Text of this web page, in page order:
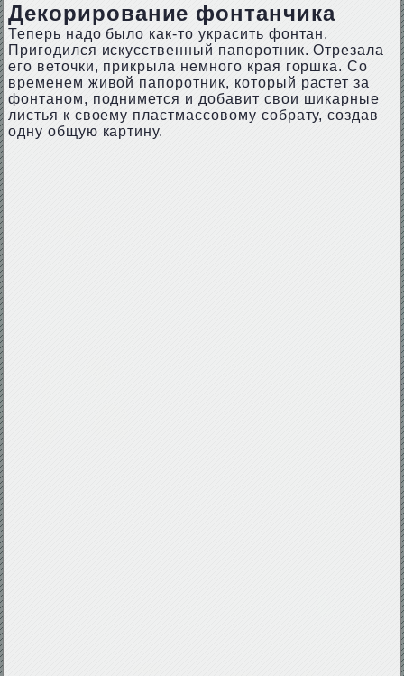
Декорирование фонтанчика
Теперь надо было как-то украсить фонтан.
Пригодился искусственный папоротник. Отрезала
его веточки, прикрыла немного края горшка. Со
временем живой папоротник, который растет за
фонтаном, поднимется и добавит свои шикарные
листья к своему пластмассовому собрату, создав
одну общую картину.